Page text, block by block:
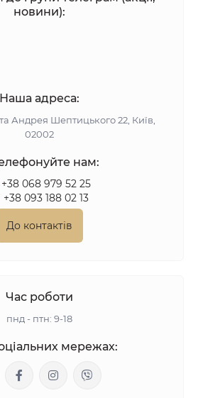
новини):
Наша адреса:
Андрея Шептицького 22, Київ,
02002
нам:
+38 068 979 52 25
+38 093 188 02 13
До контактів
Час роботи
пнд - птн: 9-18
мережах: